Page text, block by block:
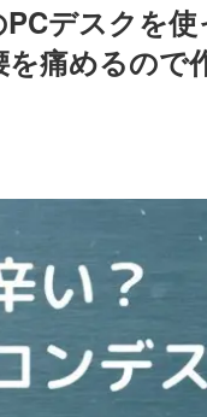
デスクを使
痛めるので